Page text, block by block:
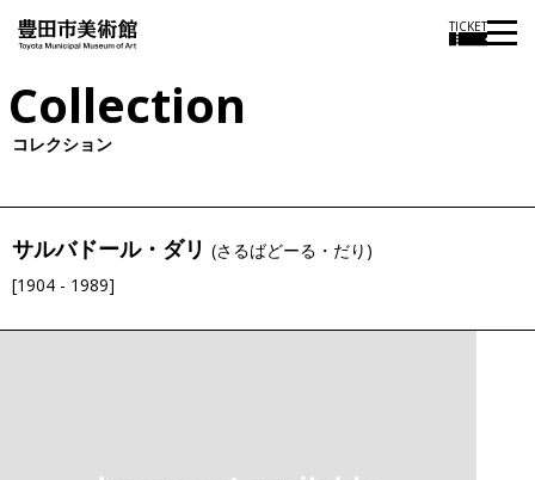
TICKET
Collection
コレクション
サルバドール・ダリ (さるばどーる・だり)
[1904 - 1989]